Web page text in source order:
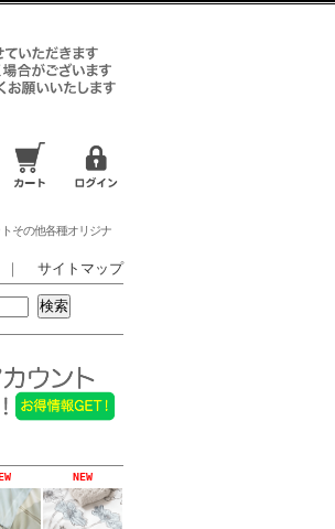
その他各種オリジナ
｜ サイトマップ
NEW